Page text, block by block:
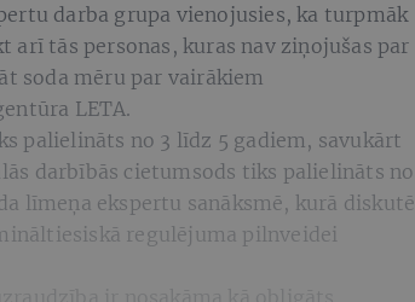
darba grupa vienojusies, ka turpmāk
tās personas, kuras nav ziņojušas par
soda mēru par vairākiem
LETA.
palielināts no 3 līdz 5 gadiem, savukārt
darbībās cietumsods tiks palielināts no
līmeņa ekspertu sanāksmē, kurā diskutē
regulējuma pilnveidei